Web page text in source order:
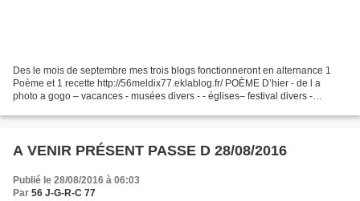
Des le mois de septembre mes trois blogs fonctionneront en alternance 1
Poème et 1 recette http://56meldix77.eklablog.fr/ POÈME D’hier - de l a
photo a gogo – vacances - musées divers - - églises– festival divers -
A VENIR PRÉSENT PASSE D 28/08/2016
Publié le 28/08/2016 à 06:03
Par 56 J-G-R-C 77